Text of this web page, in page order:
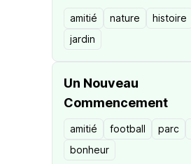
amitié nature histoire
jardin
Un Nouveau
Commencement
amitié football parc
bonheur